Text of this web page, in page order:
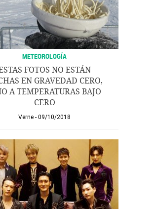
METEOROLOGÍA
FOTOS NO ESTÁN
EN GRAVEDAD CERO,
A TEMPERATURAS BAJO
CERO
Verne 09/10/2018